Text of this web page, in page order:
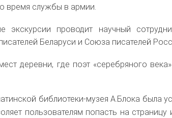
время службы в армии.
экскурсии проводит научный
Беларуси и Союза писателей
деревни, где поэт «серебряного
библиотеки-музея А.Блока была
пользователям попасть на